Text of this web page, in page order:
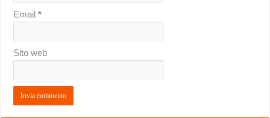
Email*
Sito web